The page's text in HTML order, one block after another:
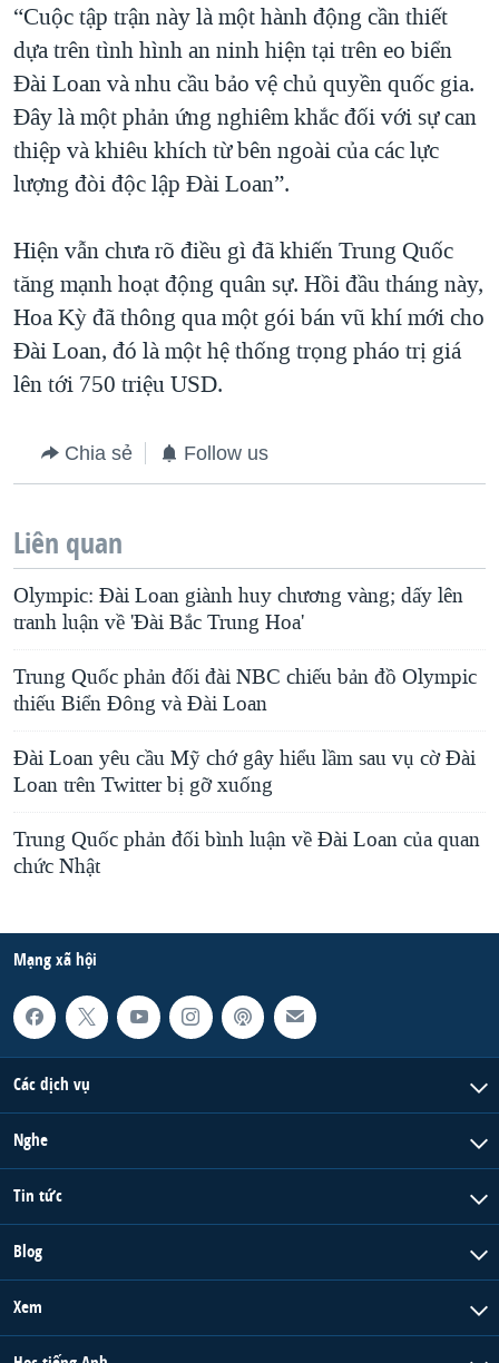
“Cuộc tập trận này là một hành động cần thiết
dựa trên tình hình an ninh hiện tại trên eo biển
Đài Loan và nhu cầu bảo vệ chủ quyền quốc gia.
Đây là một phản ứng nghiêm khắc đối với sự can
thiệp và khiêu khích từ bên ngoài của các lực
lượng đòi độc lập Đài Loan”.
Hiện vẫn chưa rõ điều gì đã khiến Trung Quốc
tăng mạnh hoạt động quân sự. Hồi đầu tháng này,
Hoa Kỳ đã thông qua một gói bán vũ khí mới cho
Đài Loan, đó là một hệ thống trọng pháo trị giá
lên tới 750 triệu USD.
Chia sẻ Follow us
Liên quan
Olympic: Đài Loan giành huy chương vàng; dấy lên
tranh luận về 'Đài Bắc Trung Hoa'
Trung Quốc phản đối đài NBC chiếu bản đồ Olympic
thiếu Biển Đông và Ðài Loan
Đài Loan yêu cầu Mỹ chớ gây hiểu lầm sau vụ cờ Đài
Loan trên Twitter bị gỡ xuống
Trung Quốc phản đối bình luận về Đài Loan của quan
chức Nhật
Mạng xã hội
Các dịch vụ
Nghe
Tin tức
Blog
Xem